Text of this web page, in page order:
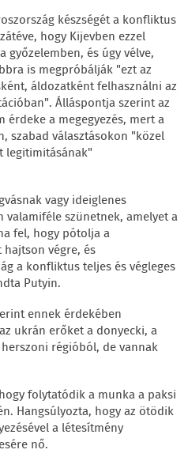
készségét a konfliktus
hogy Kijevben ezzel
győzelemben, és úgy vélve,
is megpróbálják "ezt az
áldozatként felhasználni az
Álláspontja szerint az
érdeke a megegyezés, mert a
szabad választásokon "közel
legitimitásának"
vagy ideiglenes
szünetnek, amelyet a
fel, hogy pótolja a
végre, és
a konfliktus teljes és végleges
Putyin.
ennek érdekében
ukrán erőket a donyecki, a
régióból, de vannak
folytatódik a munka a paksi
Hangsúlyozta, hogy az ötödik
a létesítmény
nő.